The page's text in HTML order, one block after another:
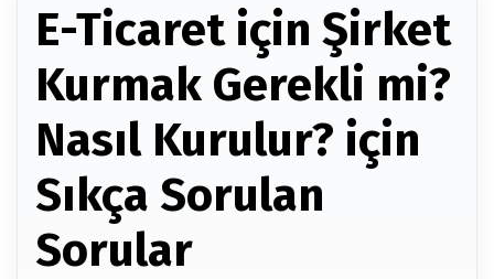
E-Ticaret için Şirket
Kurmak Gerekli mi?
Nasıl Kurulur? için
Sıkça Sorulan
Sorular